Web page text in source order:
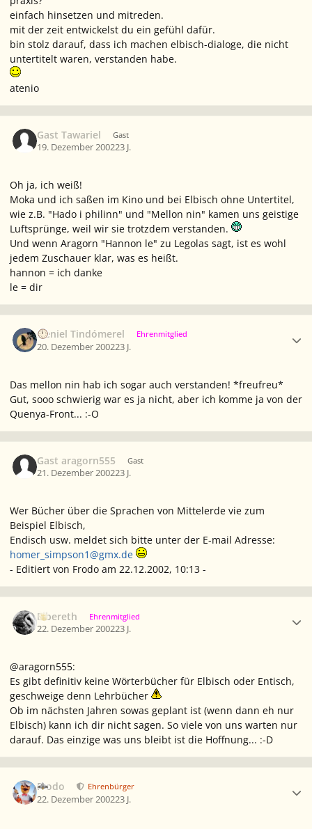
einfach hinsetzen und mitreden.
mit der zeit entwickelst du ein gefühl dafür.
bin stolz darauf, dass ich machen elbisch-dialoge, die nicht
untertitelt waren, verstanden habe.
atenio
Gast Tawariel Gast
19. Dezember 200223 J.
Oh ja, ich weiß!
Moka und ich saßen im Kino und bei Elbisch ohne Untertitel,
wie z.B. "Hado i philinn" und "Mellon nin" kamen uns geistige
Luftsprünge, weil wir sie trotzdem verstanden.
Und wenn Aragorn "Hannon le" zu Legolas sagt, ist es wohl
jedem Zuschauer klar, was es heißt.
hannon = ich danke
le = dir
Neniel Tindómerel Ehrenmitglied
20. Dezember 200223 J.
Das mellon nin hab ich sogar auch verstanden! *freufreu*
Gut, sooo schwierig war es ja nicht, aber ich komme ja von der
Quenya-Front... :-O
Gast aragorn555 Gast
21. Dezember 200223 J.
Wer Bücher über die Sprachen von Mittelerde vie zum
Beispiel Elbisch,
Endisch usw. meldet sich bitte unter der E-mail Adresse:
homer_simpson1@gmx.de
- Editiert von Frodo am 22.12.2002, 10:13 -
Elbereth Ehrenmitglied
22. Dezember 200223 J.
@aragorn555:
Es gibt definitiv keine Wörterbücher für Elbisch oder Entisch,
geschweige denn Lehrbücher
Ob im nächsten Jahren sowas geplant ist (wenn dann eh nur
Elbisch) kann ich dir nicht sagen. So viele von uns warten nur
darauf. Das einzige was uns bleibt ist die Hoffnung... :-D
Frodo Ehrenbürger
22. Dezember 200223 J.